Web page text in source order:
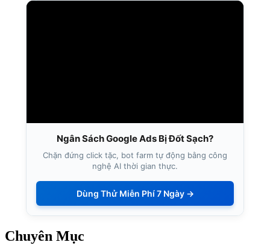
Ngân Sách Google Ads Bị Đốt Sạch?
Chặn đứng click tặc, bot farm tự động bằng công
nghệ AI thời gian thực.
Dùng Thử Miễn Phí 7 Ngày →
Chuyên Mục